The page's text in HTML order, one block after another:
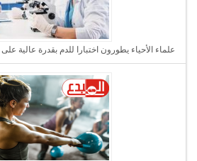
علماء الأحياء يطورون اختبارا للدم بقدرة عالية